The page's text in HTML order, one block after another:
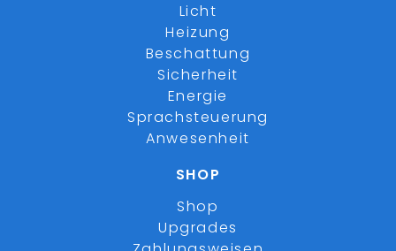
Licht
Heizung
Beschattung
Sicherheit
Energie
Sprachsteuerung
Anwesenheit
SHOP
Shop
Upgrades